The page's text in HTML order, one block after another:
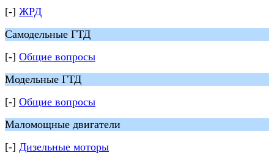
[-] ЖРД
Самодельные ГТД
[-] Общие вопросы
Модельные ГТД
[-] Общие вопросы
Маломощные двигатели
[-] Дизельные моторы